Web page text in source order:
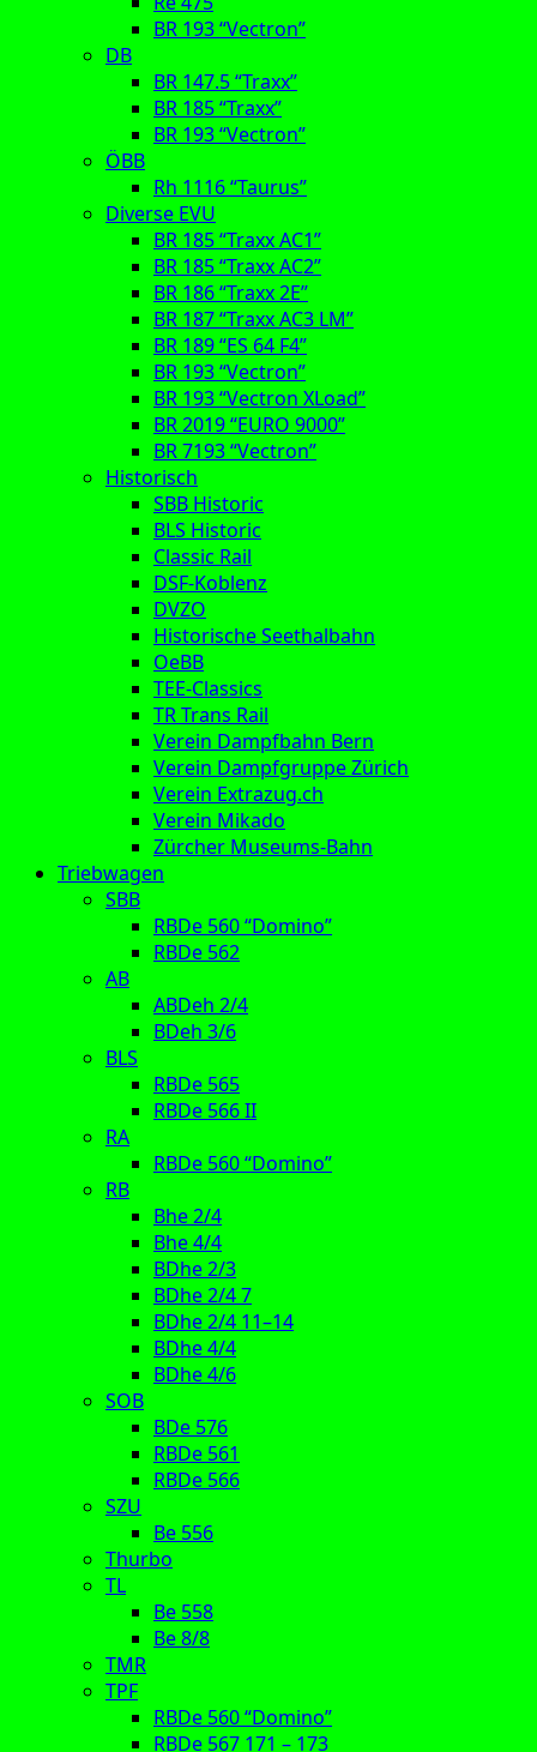
BR 193 “Vectron”
DB
BR 147.5 “Traxx”
BR 185 “Traxx”
BR 193 “Vectron”
ÖBB
Rh 1116 “Taurus”
Diverse EVU
BR 185 “Traxx AC1”
BR 185 “Traxx AC2”
BR 186 “Traxx 2E”
BR 187 “Traxx AC3 LM”
BR 189 “ES 64 F4”
BR 193 “Vectron”
BR 193 “Vectron XLoad”
BR 2019 “EURO 9000”
BR 7193 “Vectron”
Historisch
SBB Historic
BLS Historic
Classic Rail
DSF-Koblenz
DVZO
Historische Seethalbahn
OeBB
TEE-Classics
TR Trans Rail
Verein Dampfbahn Bern
Verein Dampfgruppe Zürich
Verein Extrazug.ch
Verein Mikado
Zürcher Museums-Bahn
Triebwagen
SBB
RBDe 560 “Domino”
RBDe 562
AB
ABDeh 2/4
BDeh 3/6
BLS
RBDe 565
RBDe 566 II
RA
RBDe 560 “Domino”
RB
Bhe 2/4
Bhe 4/4
BDhe 2/3
BDhe 2/4 7
BDhe 2/4 11–14
BDhe 4/4
BDhe 4/6
SOB
BDe 576
RBDe 561
RBDe 566
SZU
Be 556
Thurbo
TL
Be 558
Be 8/8
TMR
TPF
RBDe 560 “Domino”
RBDe 567 171 – 173